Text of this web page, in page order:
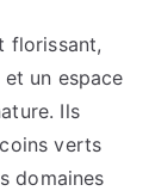
votre
jardin
contre
les
nuisibles:
florissant,
un espace
Ils
verts
domaines